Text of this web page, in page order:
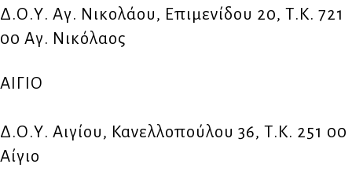
Δ.Ο.Υ. Αγ. Νικολάου, Επιμενίδου 20, Τ.Κ. 721
00 Αγ. Νικόλαος
ΑΙΓΙΟ
Δ.Ο.Υ. Αιγίου, Κανελλοπούλου 36, Τ.Κ. 251 00
Αίγιο